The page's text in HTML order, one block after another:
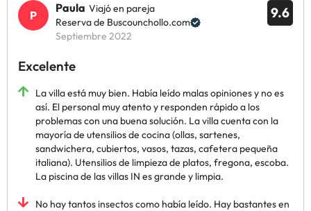
9.6
Paula Viajó en pareja
Reserva de Buscounchollo.com
Septiembre 2022
Excelente
La villa está muy bien. Había leído malas opiniones y no es
así. El personal muy atento y responden rápido a los
problemas con una buena solución. La villa cuenta con la
mayoría de utensilios de cocina (ollas, sartenes,
sandwichera, cubiertos, vasos, tazas, cafetera pequeña
italiana). Utensilios de limpieza de platos, fregona, escoba.
La piscina de las villas IN es grande y limpia.
No hay tantos insectos como había leído. Hay bastantes en